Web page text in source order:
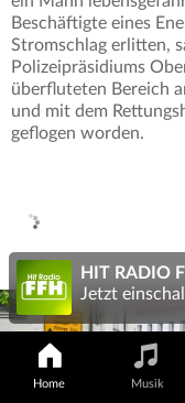
Beschäftigte eines
Stromschlag erlitten,
Polizeipräsidiums
überfluteten Bereich
und mit dem
geflogen worden.
Home Musik
HIT RADIO
Jetzt